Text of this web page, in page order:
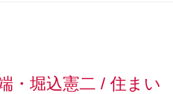
・堀込憲二 / 住まい